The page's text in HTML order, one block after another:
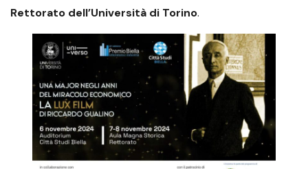
Rettorato dell’Università di Torino.